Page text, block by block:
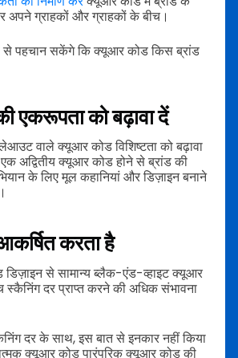
अपने ग्राहकों और ग्राहकों के बीच।
से पहचान सकेंगे कि क्यूआर कोड किस ब्रांड
एकरूपता को बढ़ावा दें
वाले क्यूआर कोड विशिष्टता को बढ़ावा
अद्वितीय क्यूआर कोड होने से ब्रांड की
के लिए मूल कहानियां और डिज़ाइन बनाने
करता है
डिज़ाइन से सामान्य ब्लैक-एंड-व्हाइट क्यूआर
दर प्राप्त करने की अधिक संभावना
दर के साथ, इस बात से इनकार नहीं किया
क्यूआर कोड पारंपरिक क्यूआर कोड की